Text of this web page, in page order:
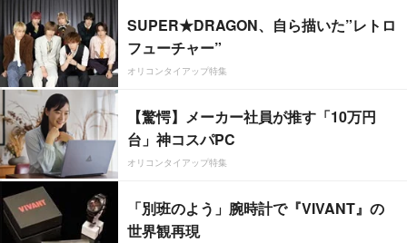
SUPER★DRAGON、自ら描いた”レトロ
フューチャー”
オリコンタイアップ特集
【驚愕】メーカー社員が推す「10万円
台」神コスパPC
オリコンタイアップ特集
「別班のよう」腕時計で『VIVANT』の
世界観再現